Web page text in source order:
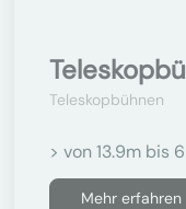
Teleskopbühnen
> von 13.9m bis
Mehr erfahren